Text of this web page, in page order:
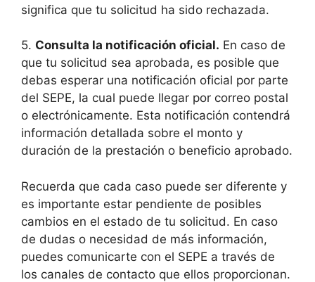
significa que tu solicitud ha sido rechazada.
5. Consulta la notificación oficial. En caso de
que tu solicitud sea aprobada, es posible que
debas esperar una notificación oficial por parte
del SEPE, la cual puede llegar por correo postal
o electrónicamente. Esta notificación contendrá
información detallada sobre el monto y
duración de la prestación o beneficio aprobado.
Recuerda que cada caso puede ser diferente y
es importante estar pendiente de posibles
cambios en el estado de tu solicitud. En caso
de dudas o necesidad de más información,
puedes comunicarte con el SEPE a través de
los canales de contacto que ellos proporcionan.